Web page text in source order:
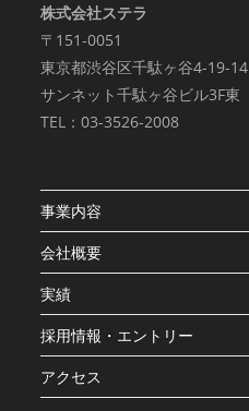
株式会社ステラ
〒151-0051
東京都渋谷区千駄ヶ谷4-19-14
サンネット千駄ヶ谷ビル3F東
TEL：03-3526-2008
事業内容
会社概要
実績
採用情報・エントリー
アクセス